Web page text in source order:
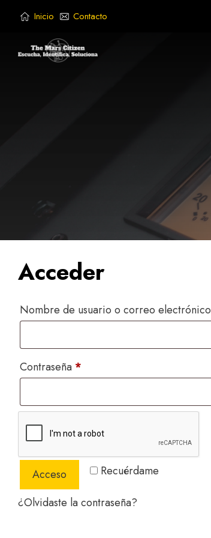
Inicio Contacto
Acceder
Nombre de usuario o correo electrónico
Contraseña *
Recuérdame
Acceso
¿Olvidaste la contraseña?